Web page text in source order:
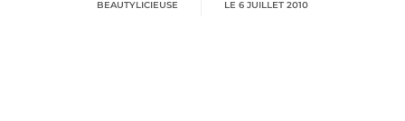
BEAUTYLICIEUSE LE 6 JUILLET 2010